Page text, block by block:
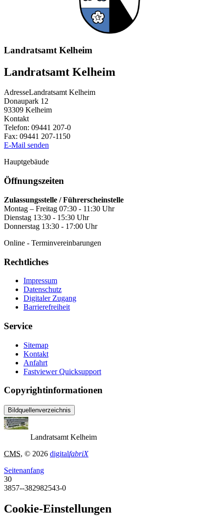
Landratsamt Kelheim
Landratsamt Kelheim
AdresseLandratsamt Kelheim
Donaupark 12
93309 Kelheim
Kontakt
Telefon: 09441 207-0
Fax: 09441 207-1150
E-Mail senden
Hauptgebäude
Öffnungszeiten
Zulassungsstelle / Führerscheinstelle
Montag – Freitag 07:30 - 11:30 Uhr
Dienstag 13:30 - 15:30 Uhr
Donnerstag 13:30 - 17:00 Uhr
Online - Terminvereinbarungen
Rechtliches
Impressum
Datenschutz
Digitaler Zugang
Barrierefreiheit
Service
Sitemap
Kontakt
Anfahrt
Fastviewer Quicksupport
Copyrightinformationen
Bildquellenverzeichnis
Landratsamt Kelheim
CMS, © 2026 digitalfabriX
Seitenanfang
30
3857--382982543-0
Cookie-Einstellungen